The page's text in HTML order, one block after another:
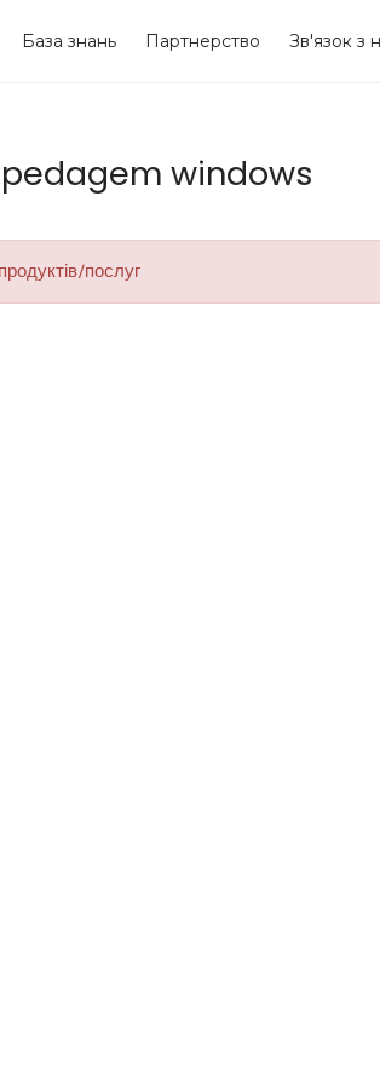
База знань Партнерство Зв'язок з
windows
послуг